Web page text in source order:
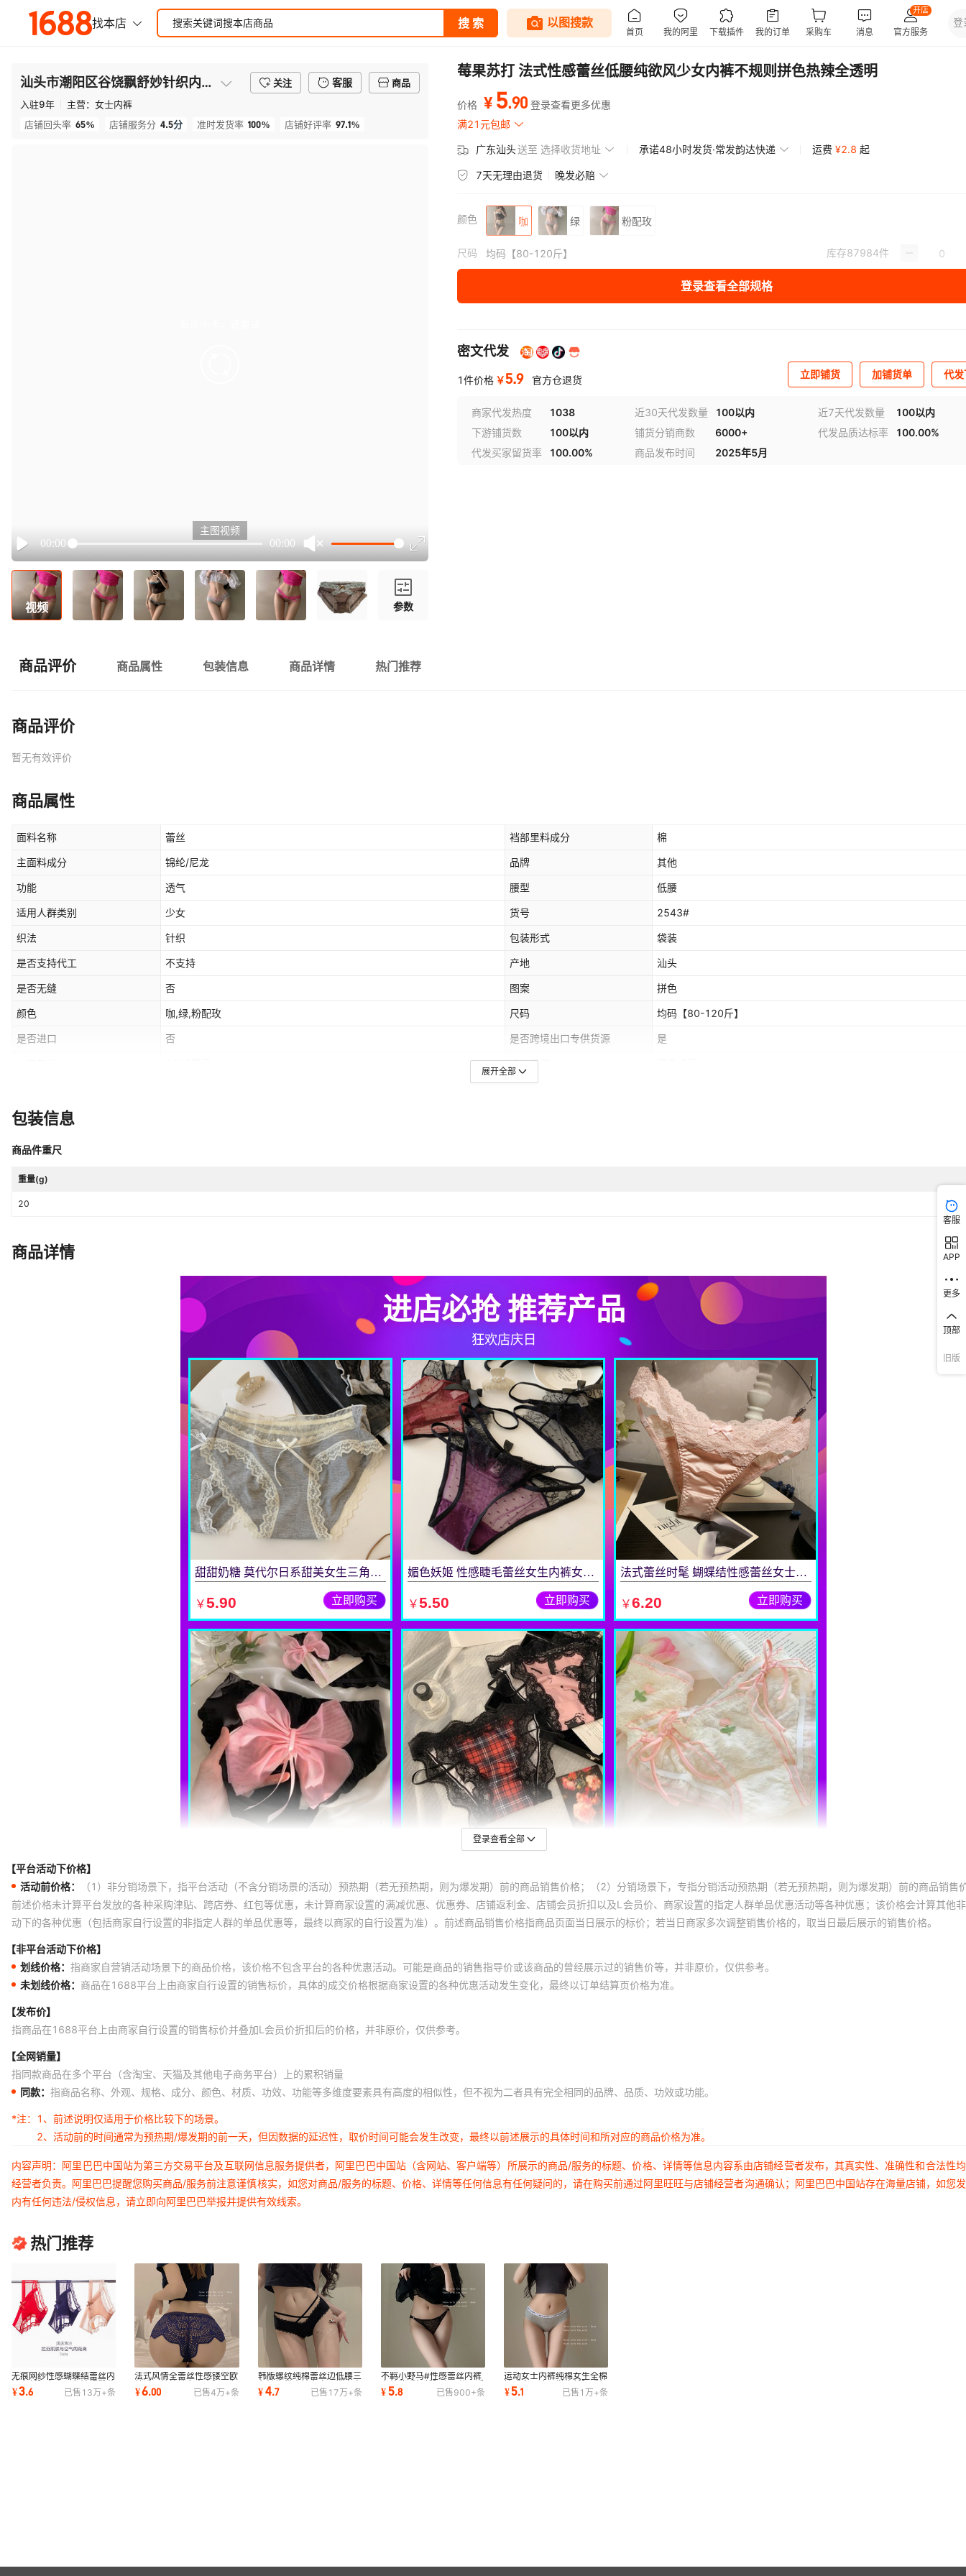
汕头市潮阳区谷饶飘舒妙针织内衣厂 关注 客服
商品
入驻9年 主营： 女士内裤
店铺回头率 65% 店铺服务分 4.5分 准时发货率 100% 店铺好评率 97.1%
Play
00:00 00:00
主图视频
视频 参数
莓果苏打 法式性感蕾丝低腰纯欲风少女内裤不规则拼色热辣全透明
价格 ¥ 5.90 登录查看更多优惠
满21元包邮
广东汕头送至 选择收货地址 承诺48小时发货·常发韵达快递 运费 ¥2.8 起
7天无理由退货 晚发必赔
颜色 咖 绿 粉配玫
尺码 均码【80-120斤】 库存87984件
登录查看全部规格
密文代发
1件价格 ￥5.9 官方仓退货 立即铺货 加铺货单 代
商家代发热度 1038 近30天代发数量 100以内 近7天代发数量
100以内
下游铺货数
100以内 铺货分销商数 6000+ 代发品质达标率
100.00%
代发买家留货率
100.00% 商品发布时间 2025年5月
商品评价 商品属性 包装信息 商品详情 热门推荐
商品评价
暂无有效评价
商品属性
面料名称 蕾丝 裆部里料成分 棉
主面料成分 锦纶/尼龙 品牌 其他
功能 透气 腰型 低腰
适用人群类别 少女 货号 2543#
织法 针织 包装形式 袋装
是否支持代工 不支持 产地 汕头
是否无缝 否 图案 拼色
颜色 咖,绿,粉配玫 尺码 均码【80-120斤】
是否进口 否 是否跨境出口专供货源 是
适合季节
展开全部
包装信息
商品件重尺
重量(g)
20
商品详情
登录查看全部
【平台活动下价格】
活动前价格：
（1）非分销场景下，指平台活动（不含分销场景的活动）预热期（若无预热期，则为爆发期）前的商品销售价格；（2）分销场景下，专指分销活动预热期（若无预热期，则为爆发期）前的商品销售
前述价格未计算平台发放的各种采购津贴、跨店券、红包等优惠，未计算商家设置的满减优惠、优惠券、店铺返利金、店铺会员折扣以及L会员价、商家设置的指定人群单品优惠活动等各种优惠；该价格会计算其他
动下的各种优惠（包括商家自行设置的非指定人群的单品优惠等，最终以商家的自行设置为准）。前述商品销售价格指商品页面当日展示的标价；若当日商家多次调整销售价格的，取当日最后展示的销售价格。
【非平台活动下价格】
划线价格： 指商家自营销活动场景下的商品价格，该价格不包含平台的各种优惠活动。可能是商品的销售指导价或该商品的曾经展示过的销售价等，并非原价，仅供参考。
未划线价格： 商品在1688平台上由商家自行设置的销售标价，具体的成交价格根据商家设置的各种优惠活动发生变化，最终以订单结算页价格为准。
【发布价】
指商品在1688平台上由商家自行设置的销售标价并叠加L会员价折扣后的价格，并非原价，仅供参考。
【全网销量】
指同款商品在多个平台（含淘宝、天猫及其他电子商务平台）上的累积销量
同款： 指商品名称、外观、规格、成分、颜色、材质、功效、功能等多维度要素具有高度的相似性，但不视为二者具有完全相同的品牌、品质、功效或功能。
*注：
1、前述说明仅适用于价格比较下的场景。
2、活动前的时间通常为预热期/爆发期的前一天，但因数据的延迟性，取价时间可能会发生改变，最终以前述展示的具体时间和所对应的商品价格为准。
内容声明：阿里巴巴中国站为第三方交易平台及互联网信息服务提供者，阿里巴巴中国站（含网站、客户端等）所展示的商品/服务的标题、价格、详情等信息内容系由店铺经营者发布，其真实性、准确性和合法性
经营者负责。阿里巴巴提醒您购买商品/服务前注意谨慎核实，如您对商品/服务的标题、价格、详情等任何信息有任何疑问的，请在购买前通过阿里旺旺与店铺经营者沟通确认；阿里巴巴中国站存在海量店铺，如您
内有任何违法/侵权信息，请立即向阿里巴巴举报并提供有效线索。
热门推荐
无痕网纱性感蝴蝶结蕾丝内
裤女低腰女士三角裤提臀花
边火辣超薄
¥3.6 已售 13万+条
法式风情全蕾丝性感镂空欧
美透明纯棉裆女士中腰平角
内裤女火辣
¥6.00 已售4万+条
韩版螺纹纯棉蕾丝边低腰三
角裤绑带内裤女交叉镂空内
裤少女无痕
¥4.7 已售 17万+条
不羁小野马#性感蕾丝内裤
女纯欲透气低腰斑马纹日系
少女士三角裤
¥5.8 已售900+条
运动女士内裤纯棉女生全棉
性感字母速干学生低腰透气
三角裤批发
¥5.1 已售 1万+条
客服
APP
更多
顶部
旧版